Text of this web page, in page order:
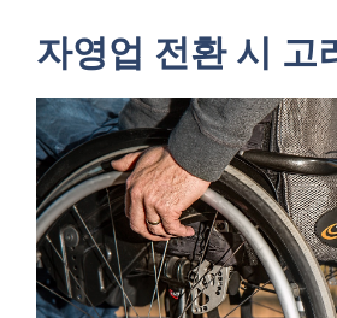
자영업 전환 시 고